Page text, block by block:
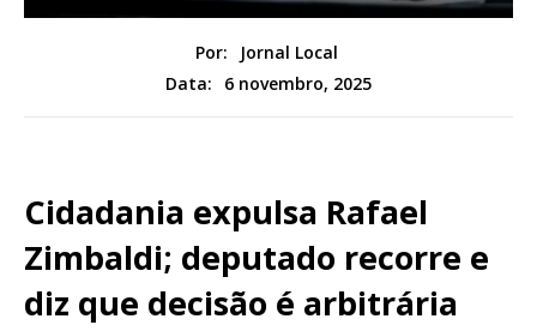
Por:
Jornal Local
Data:
6 novembro, 2025
Cidadania expulsa Rafael
Zimbaldi; deputado recorre e
diz que decisão é arbitrária